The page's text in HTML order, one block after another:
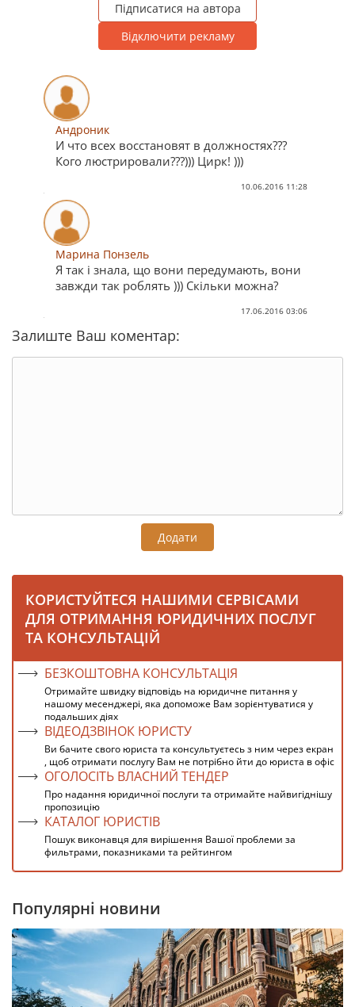
Підписатися на автора
Відключити рекламу
Андроник
И что всех восстановят в должностях???
Кого люстрировали???))) Цирк! )))
10.06.2016 11:28
Марина Понзель
Я так і знала, що вони передумають, вони
завжди так роблять ))) Скільки можна?
17.06.2016 03:06
Залиште Ваш коментар:
Додати
КОРИСТУЙТЕСЯ НАШИМИ СЕРВІСАМИ
ДЛЯ ОТРИМАННЯ ЮРИДИЧНИХ ПОСЛУГ
ТА КОНСУЛЬТАЦІЙ
БЕЗКОШТОВНА КОНСУЛЬТАЦІЯ
Отримайте швидку відповідь на юридичне питання у
нашому месенджері, яка допоможе Вам зорієнтуватися у
подальших діях
ВІДЕОДЗВІНОК ЮРИСТУ
Ви бачите свого юриста та консультуєтесь з ним через екран
, щоб отримати послугу Вам не потрібно йти до юриста в офіс
ОГОЛОСІТЬ ВЛАСНИЙ ТЕНДЕР
Про надання юридичної послуги та отримайте найвигіднішу
пропозицію
КАТАЛОГ ЮРИСТІВ
Пошук виконавця для вирішення Вашої проблеми за
фильтрами, показниками та рейтингом
Популярні новини